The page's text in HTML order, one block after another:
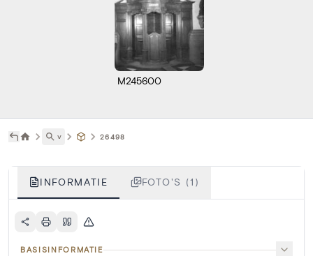
M245600
˅ 26498
INFORMATIE FOTO'S (1)
BASISINFORMATIE